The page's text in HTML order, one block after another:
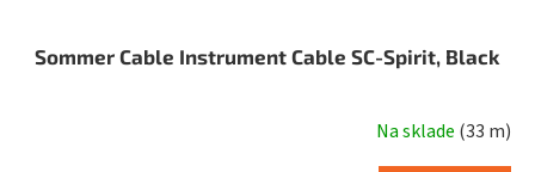
Sommer Cable Instrument Cable SC-Spirit, Black
Na sklade (33 m)